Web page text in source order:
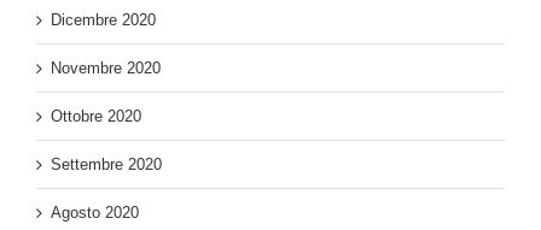
Dicembre 2020
Novembre 2020
Ottobre 2020
Settembre 2020
Agosto 2020